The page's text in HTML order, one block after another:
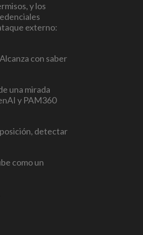
y los
externo:
con saber
una mirada
y PAM360
detectar
como un